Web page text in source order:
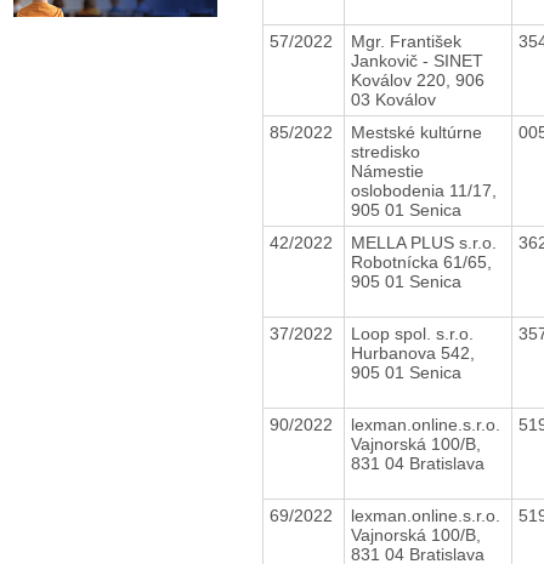
57/2022
Mgr. František
Jankovič - SINET
Koválov 220, 906
03 Koválov
85/2022
Mestské kultúrne
stredisko
Námestie
oslobodenia 11/17,
905 01 Senica
42/2022
MELLA PLUS s.r.o.
Robotnícka 61/65,
905 01 Senica
37/2022
Loop spol. s.r.o.
Hurbanova 542,
905 01 Senica
90/2022
lexman.online.s.r.o.
Vajnorská 100/B,
831 04 Bratislava
69/2022
lexman.online.s.r.o.
Vajnorská 100/B,
831 04 Bratislava